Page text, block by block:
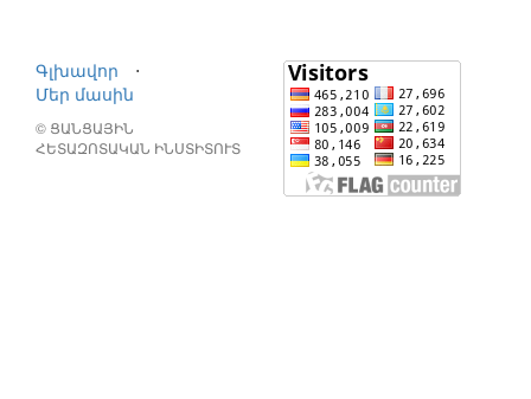
Գլխավոր
⋅
Մեր մասին
© ՑԱՆՑԱՅԻՆ
ՀԵՏԱԶՈՏԱԿԱՆ ԻՆՍՏԻՏՈՒՏ